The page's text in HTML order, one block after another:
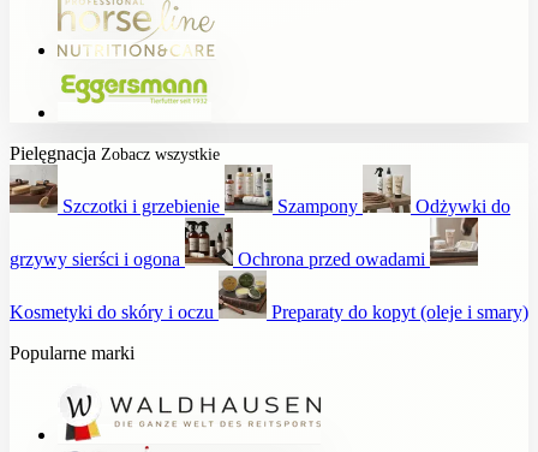
Pielęgnacja Zobacz wszystkie
Szczotki i grzebienie Szampony Odżywki do
grzywy sierści i ogona Ochrona przed owadami
Kosmetyki do skóry i oczu
Preparaty do kopyt (oleje i smary)
Popularne marki